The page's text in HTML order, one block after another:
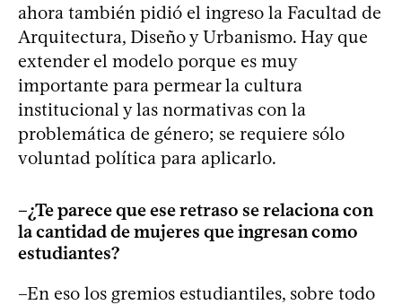
ahora también pidió el ingreso la Facultad de
Arquitectura, Diseño y Urbanismo. Hay que
extender el modelo porque es muy
importante para permear la cultura
institucional y las normativas con la
problemática de género; se requiere sólo
voluntad política para aplicarlo.
–¿Te parece que ese retraso se relaciona con
la cantidad de mujeres que ingresan como
estudiantes?
–En eso los gremios estudiantiles, sobre todo